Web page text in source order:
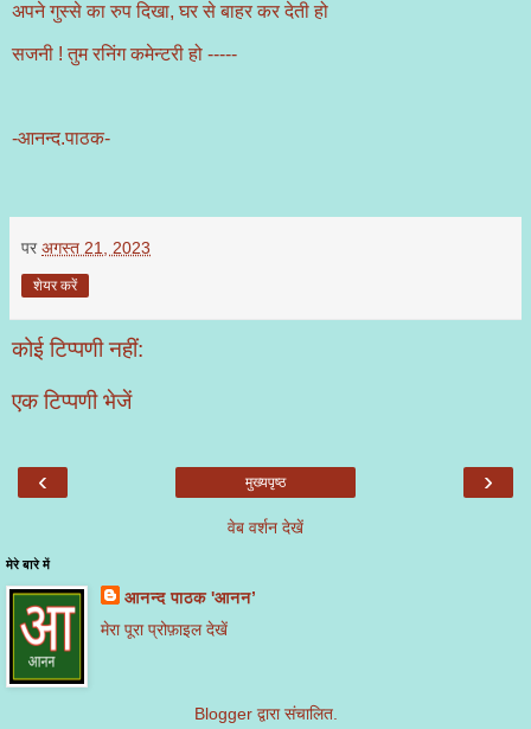
अपने गुस्से का रुप दिखा, घर से बाहर कर देती हो
सजनी ! तुम रनिंग कमेन्टरी हो -----
-आनन्द.पाठक-
पर अगस्त 21, 2023
शेयर करें
कोई टिप्पणी नहीं:
एक टिप्पणी भेजें
‹ ›
मुख्यपृष्ठ
वेब वर्शन देखें
मेरे बारे में
आनन्द पाठक 'आनन’
मेरा पूरा प्रोफ़ाइल देखें
Bloggerद्वारा संचालित.